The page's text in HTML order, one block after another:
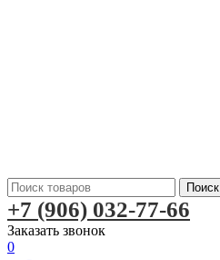
Поиск
+7 (906) 032-77-66
Заказать звонок
0